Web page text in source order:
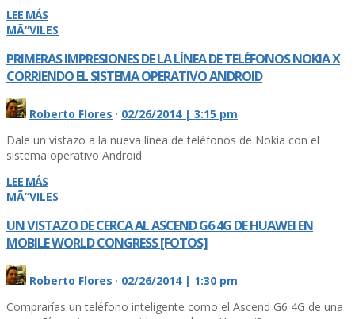
LEE MÁS
MÃ“VILES
PRIMERAS IMPRESIONES DE LA LÍ­NEA DE TELÉFONOS NOKIA X
CORRIENDO EL SISTEMA OPERATIVO ANDROID
Roberto Flores · 02/26/2014 | 3:15 pm
Dale un vistazo a la nueva lí­nea de teléfonos de Nokia con el
sistema operativo Android
LEE MÁS
MÃ“VILES
UN VISTAZO DE CERCA AL ASCEND G6 4G DE HUAWEI EN
MOBILE WORLD CONGRESS [FOTOS]
Roberto Flores · 02/26/2014 | 1:30 pm
Comprarí­as un teléfono inteligente como el Ascend G6 4G de una